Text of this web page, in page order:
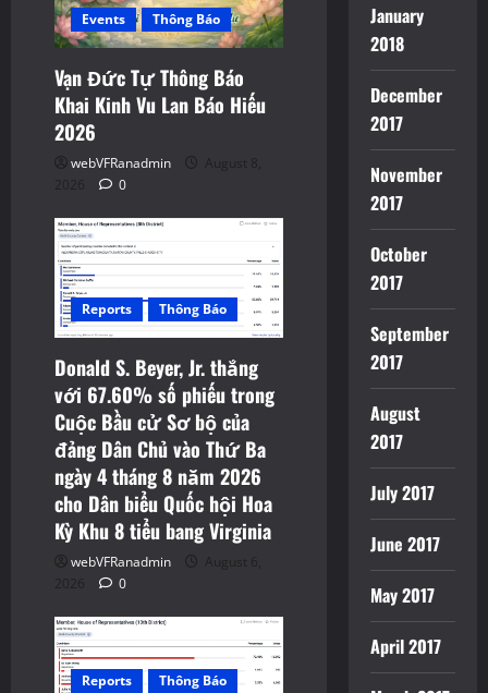
Events Thông Báo
Vạn Đức Tự Thông Báo
Khai Kinh Vu Lan Báo Hiếu
2026
webVFRanadmin
August 8,
2026
0
Reports Thông Báo
Donald S. Beyer, Jr. thắng
với 67.60% số phiếu trong
Cuộc Bầu cử Sơ bộ của
đảng Dân Chủ vào Thứ Ba
ngày 4 tháng 8 năm 2026
cho Dân biểu Quốc hội Hoa
Kỳ Khu 8 tiểu bang Virginia
webVFRanadmin
August 6,
2026
0
Reports Thông Báo
January
2018
December
2017
November
2017
October
2017
September
2017
August
2017
July 2017
June 2017
May 2017
April 2017